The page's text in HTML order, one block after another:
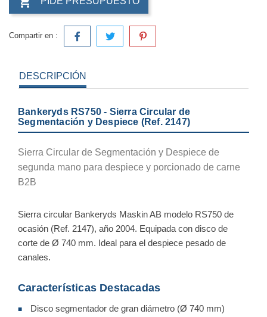
Compartir en :
DESCRIPCIÓN
Bankeryds RS750 - Sierra Circular de
Segmentación y Despiece (Ref. 2147)
Sierra Circular de Segmentación y Despiece de
segunda mano para despiece y porcionado de carne
B2B
Sierra circular Bankeryds Maskin AB modelo RS750 de
ocasión (Ref. 2147), año 2004. Equipada con disco de
corte de Ø 740 mm. Ideal para el despiece pesado de
canales.
Características Destacadas
■ Disco segmentador de gran diámetro (Ø 740 mm)